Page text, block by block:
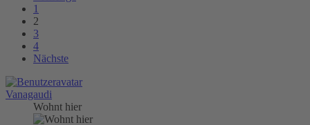
1
2
3
4
Nächste
Vanagaudi
Wohnt hier